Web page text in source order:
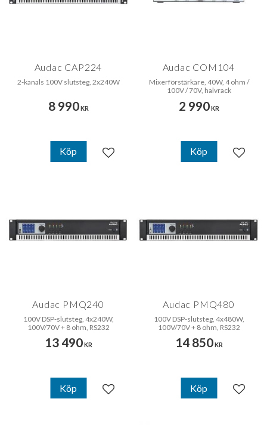
Audac CAP224
2-kanals 100V slutsteg, 2x240W
8 990KR
Lägg till i favoriter
Köp
Audac COM104
Mixerförstärkare, 40W, 4 ohm /
100V / 70V, halvrack
2 990KR
Lägg
Köp
Audac PMQ240
100V DSP-slutsteg, 4x240W,
100V/70V + 8 ohm, RS232
13 490KR
Lägg till i favoriter
Köp
Audac PMQ480
100V DSP-slutsteg, 4x480W,
100V/70V + 8 ohm, RS232
14 850KR
Lägg
Köp